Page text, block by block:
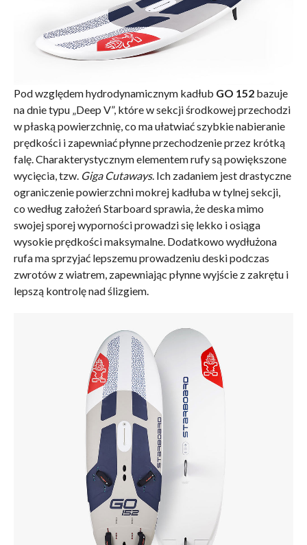
Pod względem hydrodynamicznym kadłub GO 152bazuje
na dnie typu „Deep V”, które w sekcji środkowej przechodzi
w płaską powierzchnię, co ma ułatwiać szybkie nabieranie
prędkości i zapewniać płynne przechodzenie przez krótką
falę. Charakterystycznym elementem rufy są powiększone
wycięcia, tzw. Giga Cutaways. Ich zadaniem jest drastyczne
ograniczenie powierzchni mokrej kadłuba w tylnej sekcji,
co według założeń Starboard sprawia, że deska mimo
swojej sporej wyporności prowadzi się lekko i osiąga
wysokie prędkości maksymalne. Dodatkowo wydłużona
rufa ma sprzyjać lepszemu prowadzeniu deski podczas
zwrotów z wiatrem, zapewniając płynne wyjście z zakrętu i
lepszą kontrolę nad ślizgiem.